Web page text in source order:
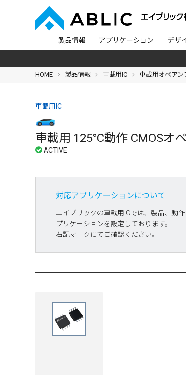
製品情報 アプリケーション デザ
HOME 製品情報 車載用IC 車載用オペアン
車載用IC
車載用 125°C動作 CMOSオ
対応アプリケーションについて
エイブリックの車載用ICでは、製品、動
プリケーションを設定しております。
右記マークにてご確認ください。